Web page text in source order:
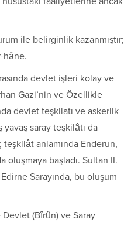
ile belirginlik kazanmıştır;
hâne.
devlet işleri kolay ve
Gazi’nin ve Özellikle
devlet teşkilatı ve askerlik
saray teşkilâtı da
teşkilât anlamında Enderun,
oluşmaya başladı. Sultan II.
Sarayında, bu oluşum
(Bîrûn) ve Saray